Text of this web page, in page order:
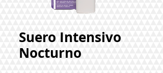
Suero Intensivo
Nocturno